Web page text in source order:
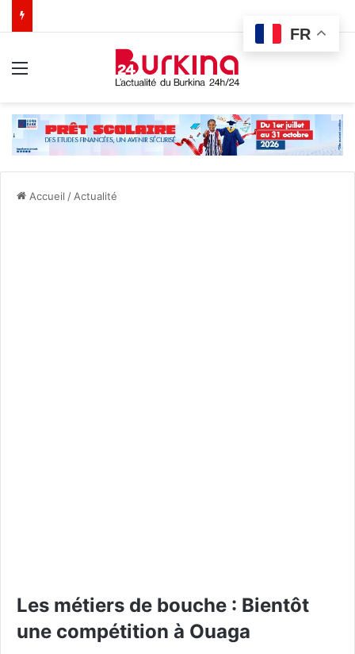
Accueil / Actualité
Les métiers de bouche : Bientôt
une compétition à Ouaga
FR